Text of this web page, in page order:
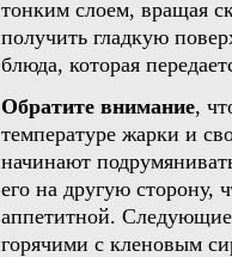
тонким слоем, вращая
получить гладкую
блюда, которая
Обратите внимание,
температуре жарки и
начинают
его на другую сторону,
аппетитной. Следующие
горячими с кленовым